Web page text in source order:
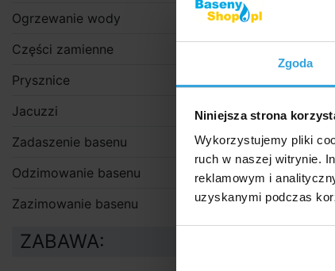
Zgoda
Niniejsza strona
Wykorzystujemy pliki
ruch w naszej witrynie.
reklamowym i
uzyskanymi podczas
innymi
Ogrzewanie wody
Części zamienne
Prysznice
Jacuzzi
Zadaszenie basenu
Odzimowanie basenu
Zazimowanie basenu
ZABAWA: